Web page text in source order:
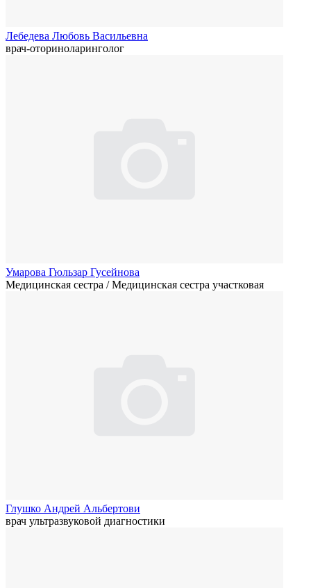
Лебедева Любовь Васильевна
врач-оториноларинголог
Умарова Гюльзар Гусейнова
Медицинская сестра / Медицинская сестра участковая
Глушко Андрей Альбертови
врач ультразвуковой диагностики